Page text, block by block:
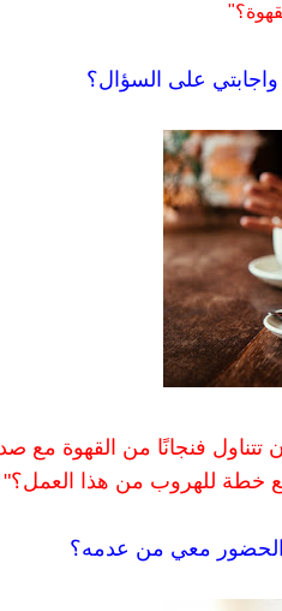
على السؤال؟
تتناول فنجانًا من القهوة مع
خطة للهروب من هذا العمل؟"
معي من عدمه؟